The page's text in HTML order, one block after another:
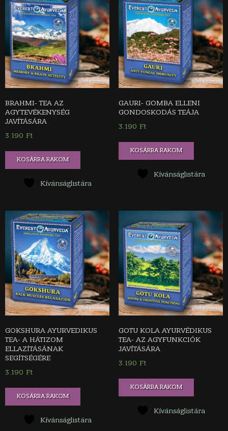
BRAHMI- TEA AZ
AGYTEVÉKENYSÉG
JAVÍTÁSÁRA
3.190 Ft
KOSÁRBA RAKOM
Kívánságlistára
GAURI- GOMBA ELLENI
GONDOSKODÁS TEÁJA
3.190 Ft
KOSÁRBA RAKOM
Kívánságlistára
GOKSHURA AYURVEDIKUS
TEA- A HÁTIZOM
ELLAZÍTÁSÁNAK
SEGÍTSÉGÉRE
3.190 Ft
KOSÁRBA RAKOM
Kívánságlistára
GOTU KOLA AYURVÉDIKUS
TEA- AZ AGYFUNKCIÓK
JAVÍTÁSÁRA
3.190 Ft
KOSÁRBA RAKOM
Kívánságlistára